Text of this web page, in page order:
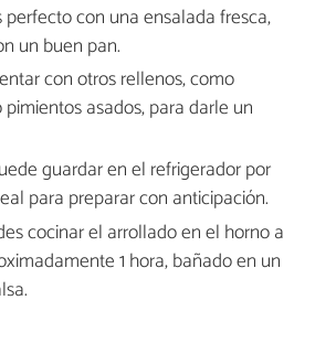
perfecto con una ensalada fresca,
un buen pan.
con otros rellenos, como
asados, para darle un
guardar en el refrigerador por
para preparar con anticipación.
cocinar el arrollado en el horno a
1 hora, bañado en un